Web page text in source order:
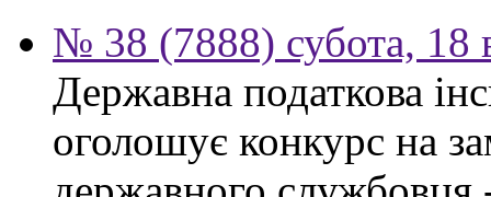
№ 38 (7888) субота, 18
Державна податкова
оголошує конкурс на